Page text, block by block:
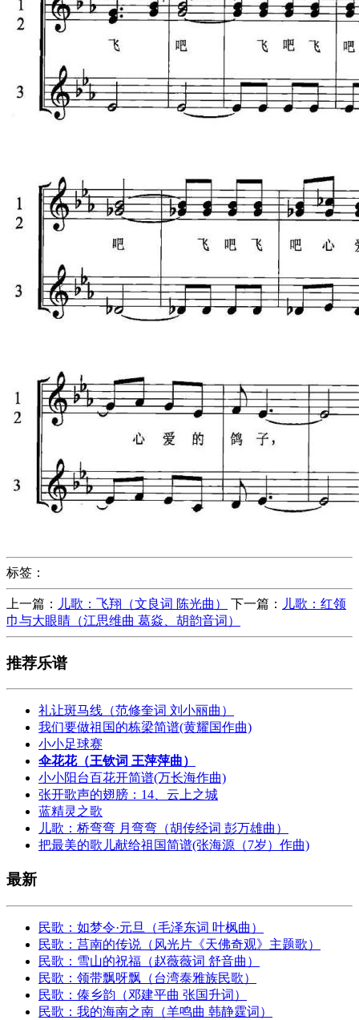
标签：
上一篇： 儿歌：飞翔（文良词 陈光曲） 下一篇：
儿歌：红领
巾与大眼睛（江思维曲 葛焱、胡韵音词）
推荐乐谱
礼让斑马线（范修奎词 刘小丽曲）
我们要做祖国的栋梁简谱(黄耀国作曲)
小小足球赛
伞花花（王钦词 王萍萍曲）
小小阳台百花开简谱(万长海作曲)
张开歌声的翅膀：14、云上之城
蓝精灵之歌
儿歌：桥弯弯 月弯弯（胡传经词 彭万雄曲）
把最美的歌儿献给祖国简谱(张海源（7岁）作曲)
最新
民歌：如梦令·元旦（毛泽东词 叶枫曲）
民歌：莒南的传说（风光片《天佛奇观》主题歌）
民歌：雪山的祝福（赵薇薇词 舒音曲）
民歌：领带飘呀飘（台湾泰雅族民歌）
民歌：傣乡韵（邓建平曲 张国升词）
民歌：我的海南之南（羊鸣曲 韩静霆词）